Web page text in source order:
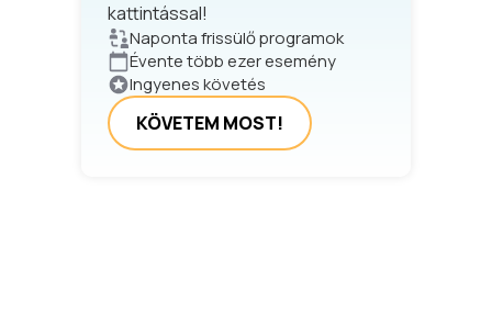
kattintással!
Naponta frissülő programok
Évente több ezer esemény
Ingyenes követés
KÖVETEM MOST!